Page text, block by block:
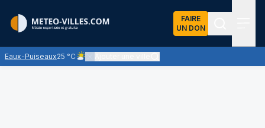
FAIRE
UN DON
Eaux-Puiseaux25 °C
Ciel peu nuageux - le soleil domine largement